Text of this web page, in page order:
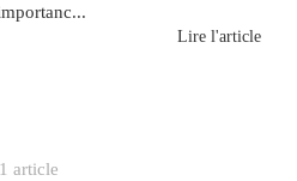
Lire l'article
1 article